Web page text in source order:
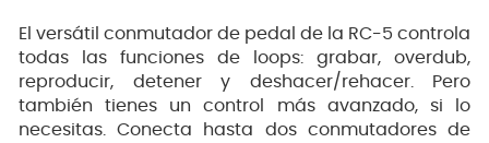
El versátil conmutador de pedal de la RC-5 controla
todas las funciones de loops: grabar, overdub,
reproducir, detener y deshacer/rehacer. Pero
también tienes un control más avanzado, si lo
necesitas. Conecta hasta dos conmutadores de